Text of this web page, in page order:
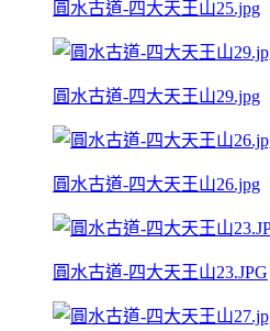
圓水古道-四大天王山25.jpg
圓水古道-四大天王山29.jpg
圓水古道-四大天王山26.jpg
圓水古道-四大天王山23.JPG